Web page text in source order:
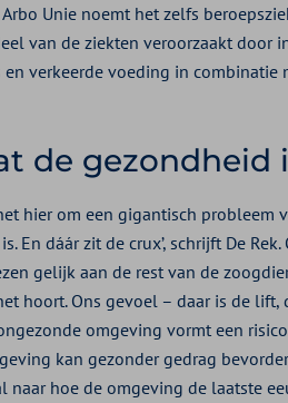
Unie noemt het zelfs
van de ziekten veroorzaakt door
en verkeerde voeding in combinatie
de gezondheid
hier om een gigantisch probleem
En dáár zit de crux’, schrijft De
gelijk aan de rest van de
hoort. Ons gevoel – daar is de
omgeving vormt een
kan gezonder gedrag
naar hoe de omgeving de laatste